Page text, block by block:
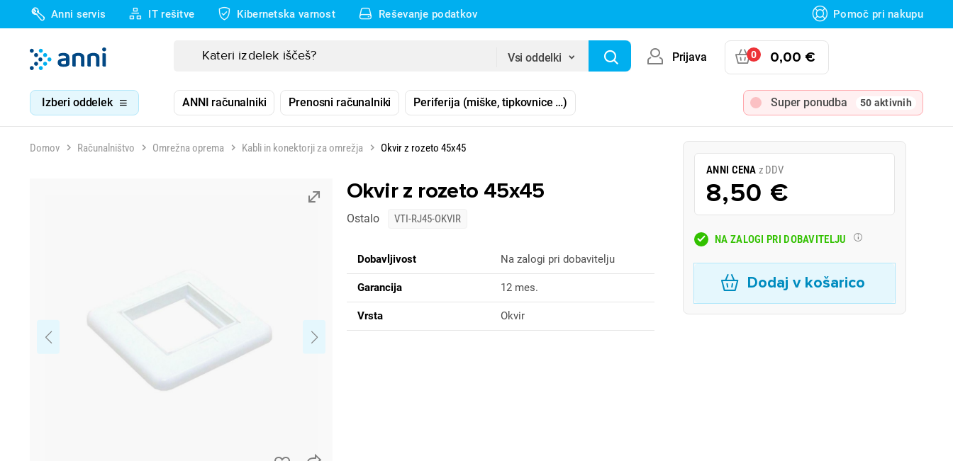
Anni servis IT rešitve Kibernetska varnost Reševanje podatkov Pomoč pri nakupu
Vsi oddelki Prijava 0 0,00 €
Izberi oddelek ANNI računalniki Prenosni računalniki Periferija (miške, tipkovnice …) Super ponudba 50 aktivnih
Domov Računalništvo Omrežna oprema Kabli in konektorji za omrežja Okvir z rozeto 45x45
Okvir z rozeto 45x45
Ostalo VTI-RJ45-OKVIR
Dobavljivost Na zalogi pri dobavitelju
Garancija 12 mes.
Vrsta Okvir
ANNI CENA z DDV
8,50 €
NA ZALOGI PRI DOBAVITELJU
Dodaj v košarico